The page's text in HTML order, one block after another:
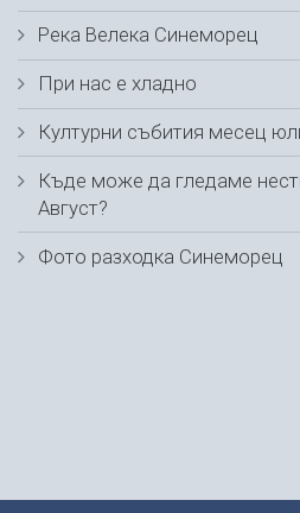
Река Велека Синеморец
При нас е хладно
Културни събития месец
Къде може да гледаме
Август?
Фото разходка Синеморец